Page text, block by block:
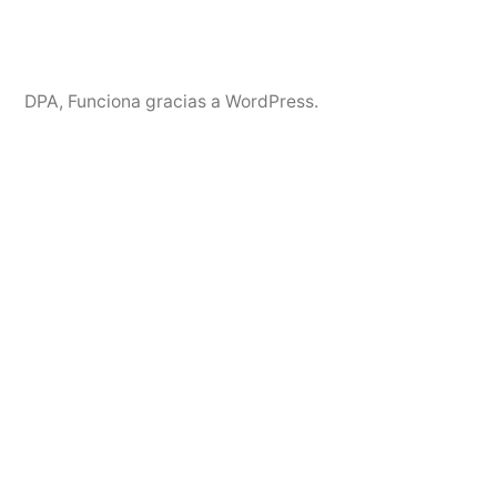
DPA, Funciona gracias a WordPress.